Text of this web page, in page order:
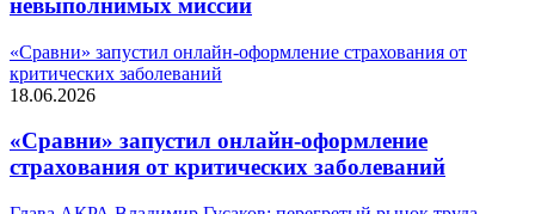
невыполнимых миссий
«Сравни» запустил онлайн-оформление страхования от
критических заболеваний
18.06.2026
«Сравни» запустил онлайн-оформление
страхования от критических заболеваний